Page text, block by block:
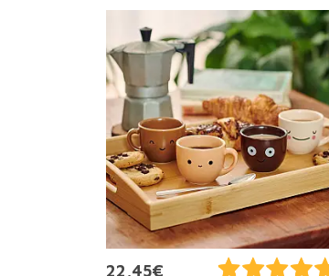
22,45€